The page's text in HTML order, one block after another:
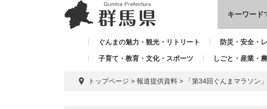
キーワード
ぐんまの魅力・観光・リトリート 防災・安全・
子育て・教育・文化・スポーツ しごと・産業・
トップページ > 報道提供資料 > 「第34回ぐんまマラソン